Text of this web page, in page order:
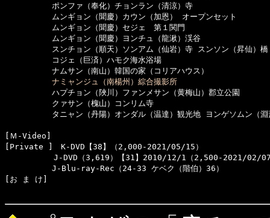
ポンファ（奉化）チョンラン（清涼）寺
ムンギョン（聞慶）カウン（加恩） オープンセット
ムンギョン（聞慶）セジェ　第１関門
ムンギョン（聞慶）ヨンチュ（龍湫）渓谷
スンチョン（順天）ソンアム（仙岩）寺 スンソン（昇仙）橋
コジェ（巨済）ハモク海水浴場
ナムサン（南山）韓国の家（コリアハウス）
ナミャンジュ（南楊州）綜合撮影所
ハプチョン（陜川）ファンメサン（黄梅山）郡立公園
クァサン（槐山）コンリム寺
タニャン（丹陽）オンダル（温達）観光地 ヨンゲソムン（淵
[Ｍ-Video]
[Private ]　K-DVD【38】（2,000-2021/05/15）
　　　　　J-DVD（3,619）【31】2010/12/1（2,500-2021/02/
J-Blu-ray-Rec（24-33 ケベク（階伯）36）
[お ま け]